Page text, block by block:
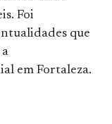
Foi
que
em Fortaleza.